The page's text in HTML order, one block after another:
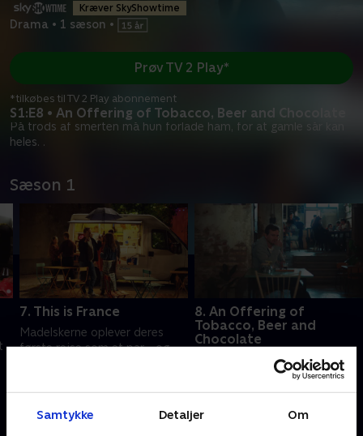
Samtykke Detaljer Om
Kræver SkyShowtime
Drama • 1 sæson •
S1:E8 • An Offering of Tobacco, Beer and Chocolate
På trods af smerten må hun forlade ham, for at gamle sår kan
heles. .
Prøv TV 2 Play*
*tilkøbes til TV 2 Play abonnement
Sæson 1
7. This is France
Madelskerne oplever deres
første rejse som et par - og
8. An Offering of
Tobacco, Beer and
Chocolate
På trods af smerten må hun
forlade ham, for at gamle sår
kan heles. .
31. juli 2023 • 47 min